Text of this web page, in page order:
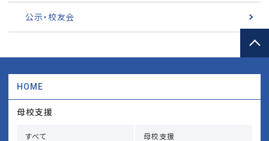
公示・校友会
HOME
母校支援
すべて 母校支援